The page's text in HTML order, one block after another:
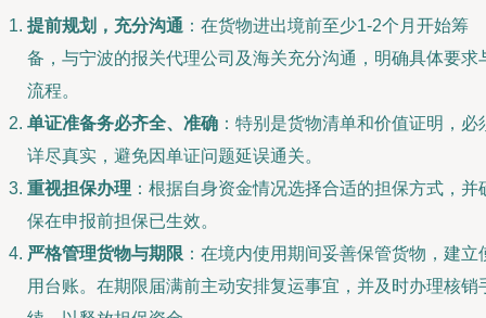
提前规划，充分沟通 ：在货物进出境前至少1-2个月开始筹
备，与宁波的报关代理公司及海关充分沟通，明确具体要求
流程。
单证准备务必齐全、准确 ：特别是货物清单和价值证明，必
详尽真实，避免因单证问题延误通关。
重视担保办理 ：根据自身资金情况选择合适的担保方式，并
保在申报前担保已生效。
严格管理货物与期限 ：在境内使用期间妥善保管货物，建立
用台账。在期限届满前主动安排复运事宜，并及时办理核销